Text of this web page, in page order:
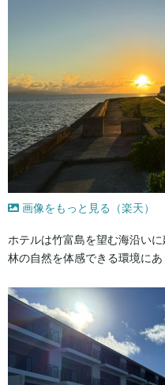
画像をもっと見る（楽天）
ホテルは竹富島を望む海沿い
林の自然を体感できる環境にあ